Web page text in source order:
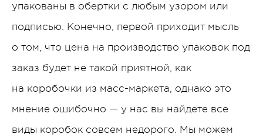
упакованы в обертки с любым узором или
подписью. Конечно, первой приходит мысль
о том, что цена на производство упаковок под
заказ будет не такой приятной, как
на коробочки из масс-маркета, однако это
мнение ошибочно — у нас вы найдете все
виды коробок совсем недорого. Мы можем